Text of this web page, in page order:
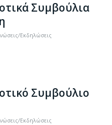
Συμβούλια
Εκδηλώσεις
Συμβούλιο
Εκδηλώσεις